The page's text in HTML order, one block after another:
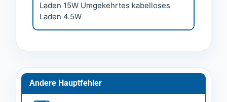
Laden 15W Umgekehrtes kabelloses
Laden 4.5W
Andere Hauptfehler